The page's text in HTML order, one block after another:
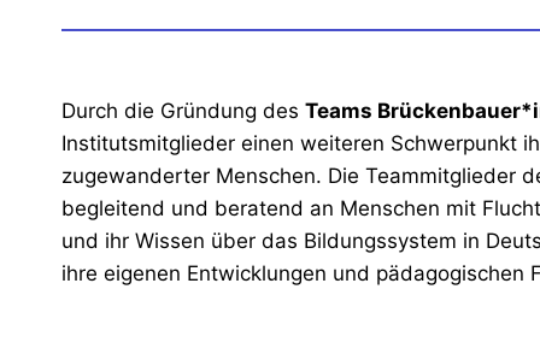
Durch die Gründung des Teams
Institutsmitglieder einen weiteren Schwerpunkt
zugewanderter Menschen. Die Teammitglieder
begleitend und beratend an Menschen mit
und ihr Wissen über das Bildungssystem in
ihre eigenen Entwicklungen und pädagogischen